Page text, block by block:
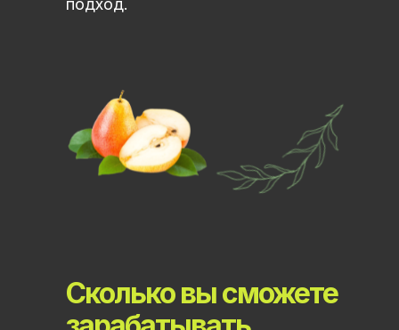
подход.
Сколько вы сможете